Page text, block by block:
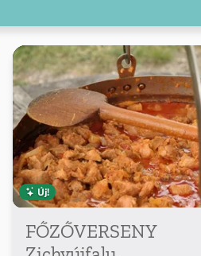
Új!
FŐZŐVERSENY